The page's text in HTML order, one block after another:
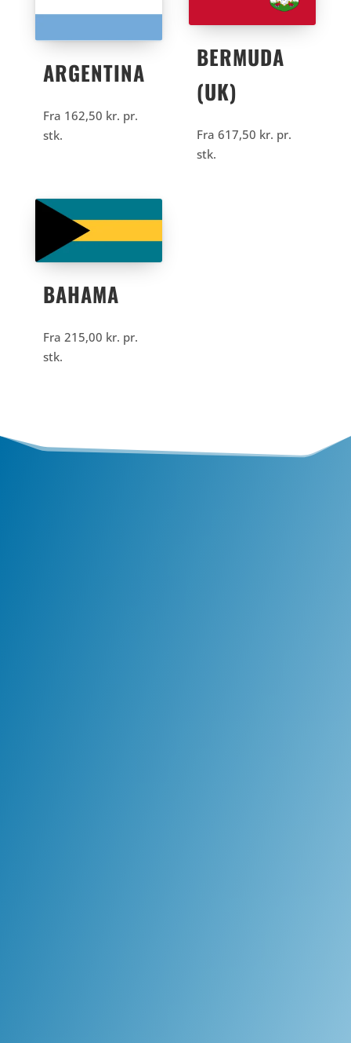
ARGENTINA
Fra 162,50 kr. pr.
stk.
BERMUDA
(UK)
Fra617,50 kr. pr.
stk.
BAHAMA
Fra 215,00 kr. pr.
stk.